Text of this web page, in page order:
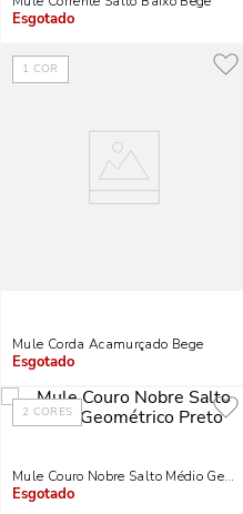
Indisponível
1 COR
Mule Corda Acamurçado Bege
Indisponível
2 CORES
Mule Couro Nobre Salto Médio
Indisponível